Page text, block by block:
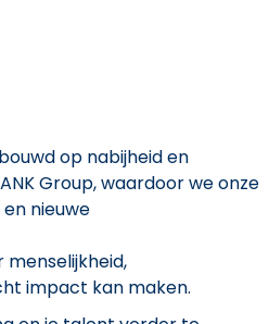
op nabijheid en
Group, waardoor we onze
nieuwe
impact kan maken.